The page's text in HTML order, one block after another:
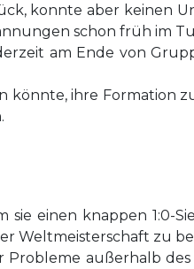
konnte aber keinen
schon früh im
am Ende von
ihre Formation
einen knappen 1:0-
Weltmeisterschaft zu
Probleme außerhalb